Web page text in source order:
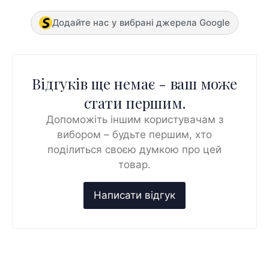
Додайте нас у вибрані джерела Google
Відгуків ще немає - ваш може
стати першим.
Допоможіть іншим користувачам з
вибором – будьте першим, хто
поділиться своєю думкою про цей
товар.